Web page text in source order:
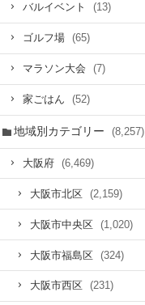
バルイベント (13)
ゴルフ場 (65)
マラソン大会 (7)
家ごはん (52)
地域別カテゴリー (8,257)
大阪府 (6,469)
大阪市北区 (2,159)
大阪市中央区 (1,020)
大阪市福島区 (324)
大阪市西区 (231)